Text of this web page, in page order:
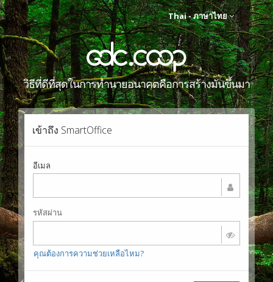
Thai - ภาษาไทย
วิธีที่ดีที่สุดในการทำนายอนาคตคือการสร้างมันขึ้นมา
เข้าถึง SmartOffice
อีเมล
รหัสผ่าน
คุณต้องการความช่วยเหลือไหม?